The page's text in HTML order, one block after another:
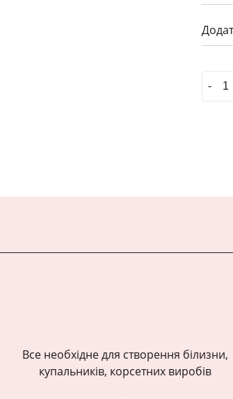
Все необхідне для створення білизни,
купальників, корсетних виробів